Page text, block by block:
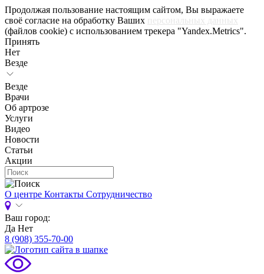
Продолжая пользование настоящим сайтом, Вы выражаете
своё согласие на обработку Ваших персональных данных
(файлов cookie) с использованием трекера "Yandex.Metrics".
Принять
Нет
Везде
Везде
Врачи
Об артрозе
Услуги
Видео
Новости
Статьи
Акции
О центре Контакты Сотрудничество
Ваш город:
Да Нет
8 (908) 355-70-00